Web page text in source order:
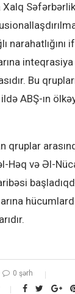
narahatlığını
Bu
ABŞ-ın
qruplar
Həq və Əl-
0 şərh